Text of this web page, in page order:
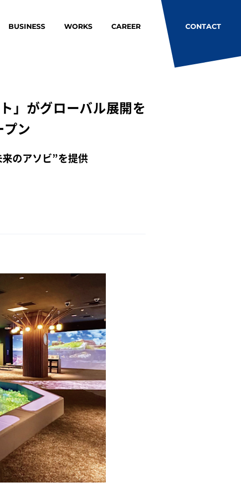
BUSINESS WORKS CAREER CONTACT
」がグローバル展開を
プン
のアソビ”を提供